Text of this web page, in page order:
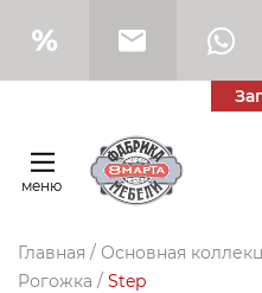
меню
Главная / Основная
Рогожка / Step